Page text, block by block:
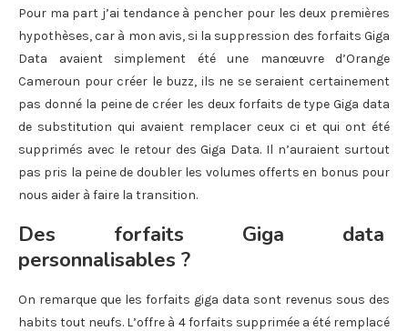
Pour ma part j’ai tendance à pencher pour les deux premières
hypothèses, car à mon avis, si la suppression des forfaits Giga
Data avaient simplement été une manœuvre d’Orange
Cameroun pour créer le buzz, ils ne se seraient certainement
pas donné la peine de créer les deux forfaits de type Giga data
de substitution qui avaient remplacer ceux ci et qui ont été
supprimés avec le retour des Giga Data. Il n’auraient surtout
pas pris la peine de doubler les volumes offerts en bonus pour
nous aider à faire la transition.
Des forfaits Giga data
personnalisables ?
On remarque que les forfaits giga data sont revenus sous des
habits tout neufs. L’offre à 4 forfaits supprimée a été remplacé